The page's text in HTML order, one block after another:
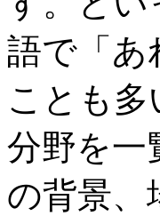
語で「あ
ことも
分野を一
の背景、